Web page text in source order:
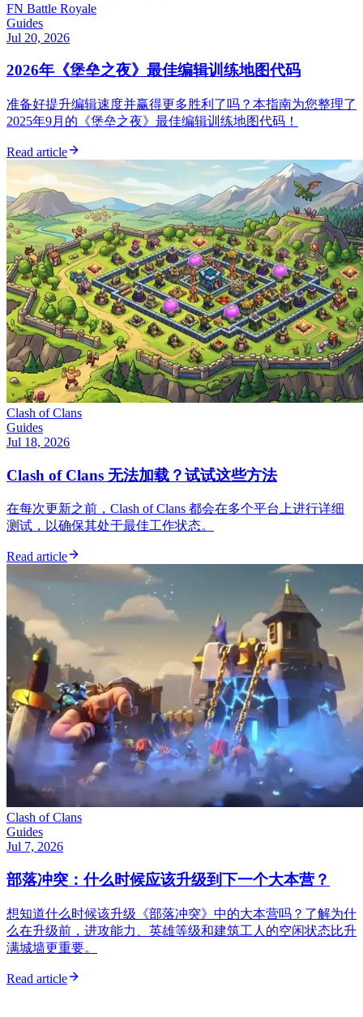
FN Battle Royale
Guides
Jul 20, 2026
2026年《堡垒之夜》最佳编辑训练地图代码
准备好提升编辑速度并赢得更多胜利了吗？本指南为您整理了
2025年9月的《堡垒之夜》最佳编辑训练地图代码！
Read article
Clash of Clans
Guides
Jul 18, 2026
Clash of Clans 无法加载？试试这些方法
在每次更新之前，Clash of Clans 都会在多个平台上进行详细
测试，以确保其处于最佳工作状态。
Read article
Clash of Clans
Guides
Jul 7, 2026
部落冲突：什么时候应该升级到下一个大本营？
想知道什么时候该升级《部落冲突》中的大本营吗？了解为什
么在升级前，进攻能力、英雄等级和建筑工人的空闲状态比升
满城墙更重要。
Read article